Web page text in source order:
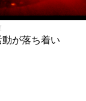
が落ち着い